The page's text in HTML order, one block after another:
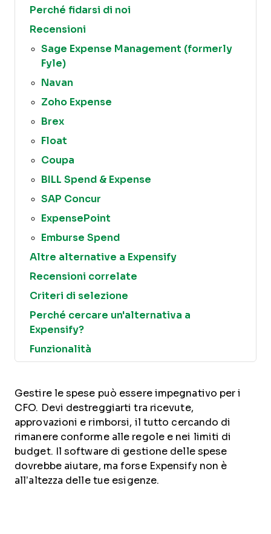
Perché fidarsi di noi
Recensioni
Sage Expense Management (formerly
Fyle)
Navan
Zoho Expense
Brex
Float
Coupa
BILL Spend & Expense
SAP Concur
ExpensePoint
Emburse Spend
Altre alternative a Expensify
Recensioni correlate
Criteri di selezione
Perché cercare un'alternativa a
Expensify?
Funzionalità
Gestire le spese può essere impegnativo per i
CFO. Devi destreggiarti tra ricevute,
approvazioni e rimborsi, il tutto cercando di
rimanere conforme alle regole e nei limiti di
budget. Il software di gestione delle spese
dovrebbe aiutare, ma forse Expensify non è
all’altezza delle tue esigenze.